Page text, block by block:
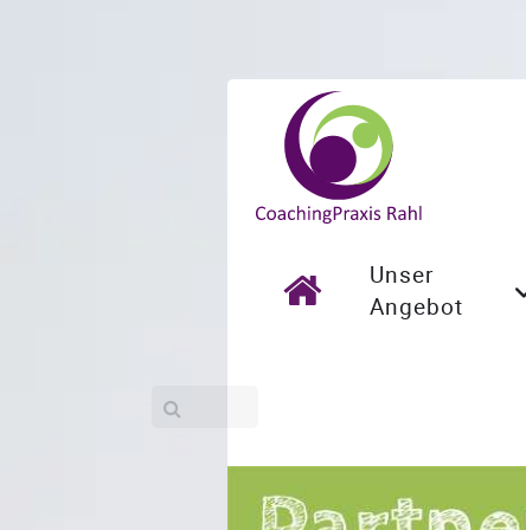
Unser
Angebot